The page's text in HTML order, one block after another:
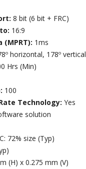
8 bit (6 bit + FRC)
16:9
1ms
horizontal, 178º vertical
Hrs (Min)
100
Technology:Yes
solution
72% size (Typ)
(H) x 0.275 mm (V)